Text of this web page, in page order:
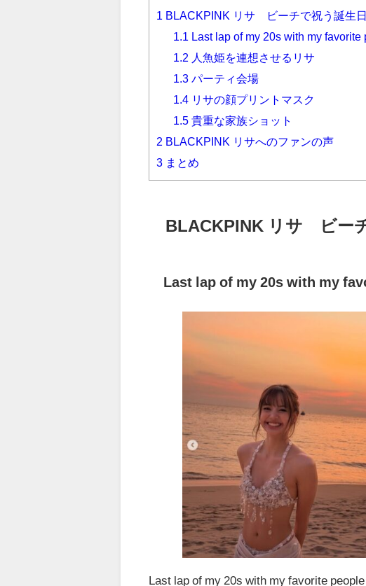
1
BLACKPINK リサ ビーチで祝う誕生日
1.1
Last lap of my 20s with my favorite
1.2 人魚姫を連想させるリサ
1.3 パーティ会場
1.4 リサの顔プリントマスク
1.5 貴重な家族ショット
2 BLACKPINK リサへのファンの声
3 まとめ
BLACKPINK リサ ビー
Last lap of my 20s with my
Last lap of my 20s with my favorite people